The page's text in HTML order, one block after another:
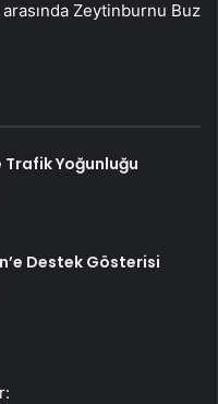
Zeytinburnu Buz
Yoğunluğu
Destek Gösterisi